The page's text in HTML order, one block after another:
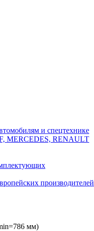
и спецтехнике
MERCEDES, RENAULT
производителей
мм)